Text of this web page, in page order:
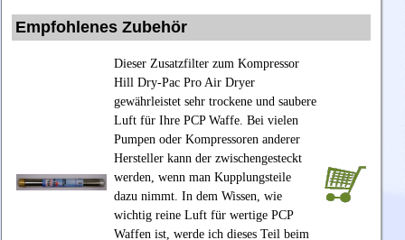
Empfohlenes Zubehör
Dieser Zusatzfilter zum Kompressor
Hill Dry-Pac Pro Air Dryer
gewährleistet sehr trockene und saubere
Luft für Ihre PCP Waffe. Bei vielen
Pumpen oder Kompressoren anderer
Hersteller kann der zwischengesteckt
werden, wenn man Kupplungsteile
dazu nimmt. In dem Wissen, wie
wichtig reine Luft für wertige PCP
Waffen ist, werde ich dieses Teil beim